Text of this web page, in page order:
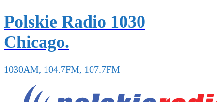
Polskie Radio 1030
Chicago.
1030AM, 104.7FM, 107.7FM